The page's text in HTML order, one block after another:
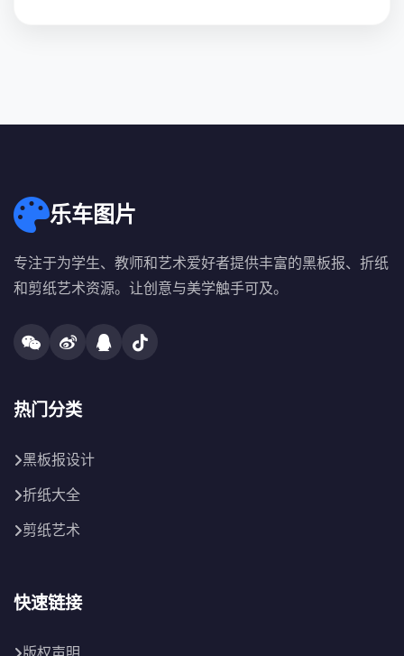
乐车图片
专注于为学生、教师和艺术爱好者提供丰富的黑板报、折纸
和剪纸艺术资源。让创意与美学触手可及。
热门分类
黑板报设计
折纸大全
剪纸艺术
快速链接